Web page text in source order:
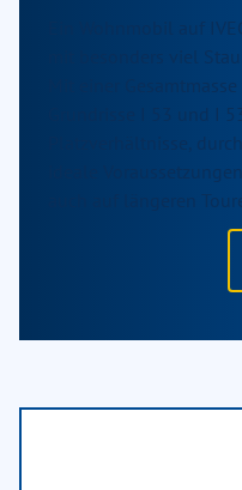
Ein Wohnmobil auf
mit besonders viel
Mit einer
Grundrisse I 53 und I
Platzverhältnisse,
ideale
auch auf längeren